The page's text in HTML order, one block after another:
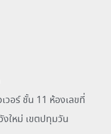
วอร์ ชั้น 11 ห้องเลขที่
ใหม่ เขตปทุมวัน